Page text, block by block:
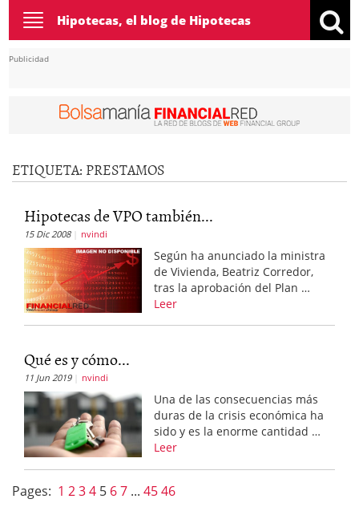
Toggle
navigation
Hipotecas, el blog de Hipotecas
Publicidad
ETIQUETA: PRESTAMOS
Hipotecas de VPO también...
15 Dic 2008 nvindi
Según ha anunciado la ministra
de Vivienda, Beatriz Corredor,
tras la aprobación del Plan …
Leer
Qué es y cómo...
11 Jun 2019 nvindi
Una de las consecuencias más
duras de la crisis económica ha
sido y es la enorme cantidad …
Leer
Pages: 1 234 5 67 ... 4546